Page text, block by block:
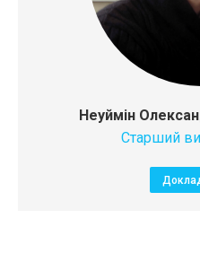
Неуймін
Старший